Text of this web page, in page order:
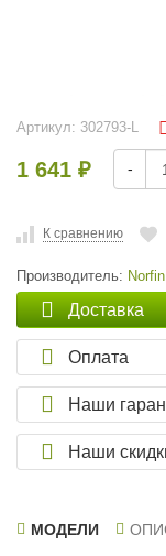
Артикул: 302793-L
1 641 ₽ -
К сравнению
Производитель: Norfin
Доставка
Оплата
Наши
Наши
МОДЕЛИ